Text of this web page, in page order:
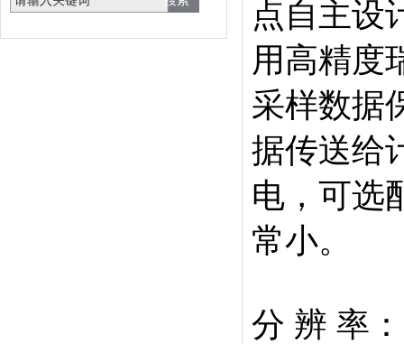
点自主设
用高精度
采样数据
据传送给
电，可选
常小。
分 辨 率